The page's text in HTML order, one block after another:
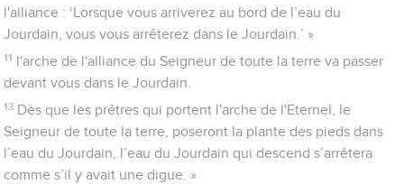
l'alliance : ‘Lorsque vous arriverez au bord de l’eau du
Jourdain, vous vous arrêterez dans le Jourdain.’ »
11
l'arche de l'alliance du Seigneur de toute la terre va passer
devant vous dans le Jourdain.
13 Dès que les prêtres qui portent l'arche de l'Eternel, le
Seigneur de toute la terre, poseront la plante des pieds dans
l’eau du Jourdain, l’eau du Jourdain qui descend s’arrêtera
comme s’il y avait une digue. »